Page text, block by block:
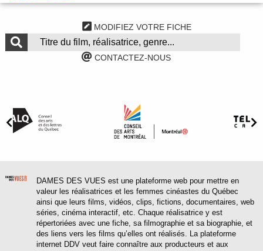
MODIFIEZ VOTRE FICHE
CONTACTEZ-NOUS
DAMES DES VUES est une plateforme web pour mettre en
valeur les réalisatrices et les femmes cinéastes du Québec
ainsi que leurs films, vidéos, clips, fictions, documentaires, web
séries, cinéma interactif, etc. Chaque réalisatrice y est
répertoriées avec une fiche, sa filmographie et sa biographie, et
des liens vers les films qu’elles ont réalisés. La plateforme
internet DDV veut faire connaître aux producteurs et aux